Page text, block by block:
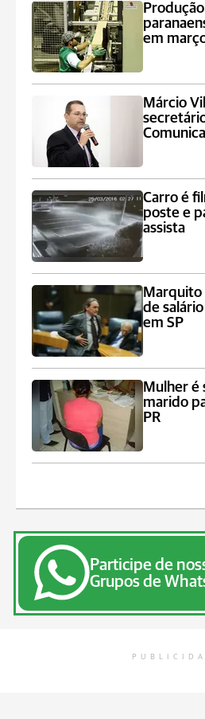
em
Márcio
Carro é
poste e
assista
de
em SP
Mulher é
marido
PR
Participe de
Grupos de